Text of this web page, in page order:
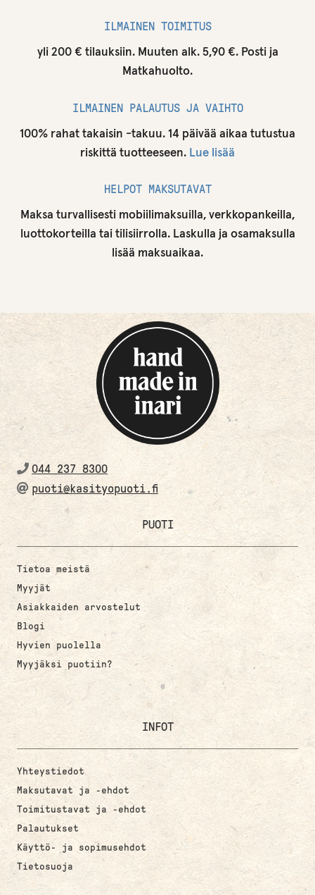
ILMAINEN TOIMITUS
yli 200 € tilauksiin. Muuten alk. 5,90 €. Posti ja
Matkahuolto.
ILMAINEN PALAUTUS JA VAIHTO
100% rahat takaisin -takuu. 14 päivää aikaa tutustua
riskittä tuotteeseen. Lue lisää
HELPOT MAKSUTAVAT
Maksa turvallisesti mobiilimaksuilla, verkkopankeilla,
luottokorteilla tai tilisiirrolla. Laskulla ja osamaksulla
lisää maksuaikaa.
044 237 8300
puoti@kasityopuoti.fi
PUOTI
Tietoa meistä
Myyjät
Asiakkaiden arvostelut
Blogi
Hyvien puolella
Myyjäksi puotiin?
INFOT
Yhteystiedot
Maksutavat ja -ehdot
Toimitustavat ja -ehdot
Palautukset
Käyttö- ja sopimusehdot
Tietosuoja